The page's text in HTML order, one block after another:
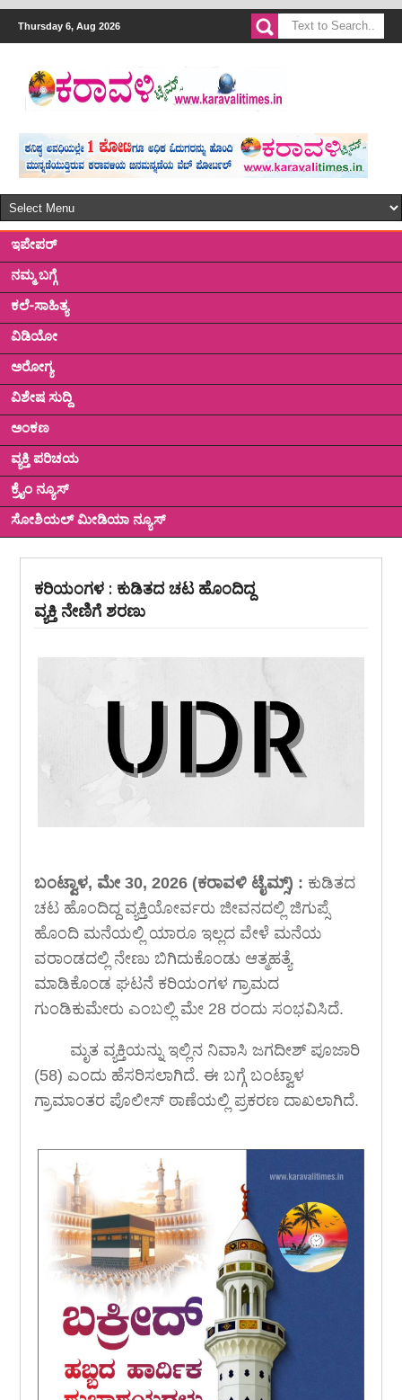
Thursday 6, Aug 2026
ಇಪೇಪರ್
ನಮ್ಮ ಬಗ್ಗೆ
ಕಲೆ-ಸಾಹಿತ್ಯ
ವಿಡಿಯೋ
ಅರೋಗ್ಯ
ವಿಶೇಷ ಸುದ್ದಿ
ಅಂಕಣ
ವ್ಯಕ್ತಿ ಪರಿಚಯ
ಕ್ರೈಂ ನ್ಯೂಸ್
ಸೋಶಿಯಲ್ ಮೀಡಿಯಾ ನ್ಯೂಸ್
ಕರಿಯಂಗಳ : ಕುಡಿತದ ಚಟ ಹೊಂದಿದ್ದ
ವ್ಯಕ್ತಿ ನೇಣಿಗೆ ಶರಣು
ಬಂಟ್ವಾಳ, ಮೇ 30, 2026 (ಕರಾವಳಿ ಟೈಮ್ಸ್) : ಕುಡಿತದ
ಚಟ ಹೊಂದಿದ್ದ ವ್ಯಕ್ತಿಯೋರ್ವರು ಜೀವನದಲ್ಲಿ ಜಿಗುಪ್ಸೆ
ಹೊಂದಿ ಮನೆಯಲ್ಲಿ ಯಾರೂ ಇಲ್ಲದ ವೇಳೆ ಮನೆಯ
ವರಾಂಡದಲ್ಲಿ ನೇಣು ಬಿಗಿದುಕೊಂಡು ಆತ್ಮಹತ್ಯೆ
ಮಾಡಿಕೊಂಡ ಘಟನೆ ಕರಿಯಂಗಳ ಗ್ರಾಮದ
ಗುಂಡಿಕುಮೇರು ಎಂಬಲ್ಲಿ ಮೇ 28 ರಂದು ಸಂಭವಿಸಿದೆ.
ಮೃತ ವ್ಯಕ್ತಿಯನ್ನು ಇಲ್ಲಿನ ನಿವಾಸಿ ಜಗದೀಶ್ ಪೂಜಾರಿ
(58) ಎಂದು ಹೆಸರಿಸಲಾಗಿದೆ. ಈ ಬಗ್ಗೆ ಬಂಟ್ವಾಳ
ಗ್ರಾಮಾಂತರ ಪೊಲೀಸ್ ಠಾಣೆಯಲ್ಲಿ ಪ್ರಕರಣ ದಾಖಲಾಗಿದೆ.